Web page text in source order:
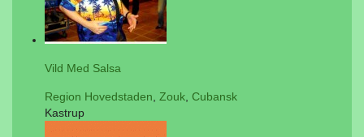
Vild Med Salsa
Region Hovedstaden Zouk Cubansk
Kastrup